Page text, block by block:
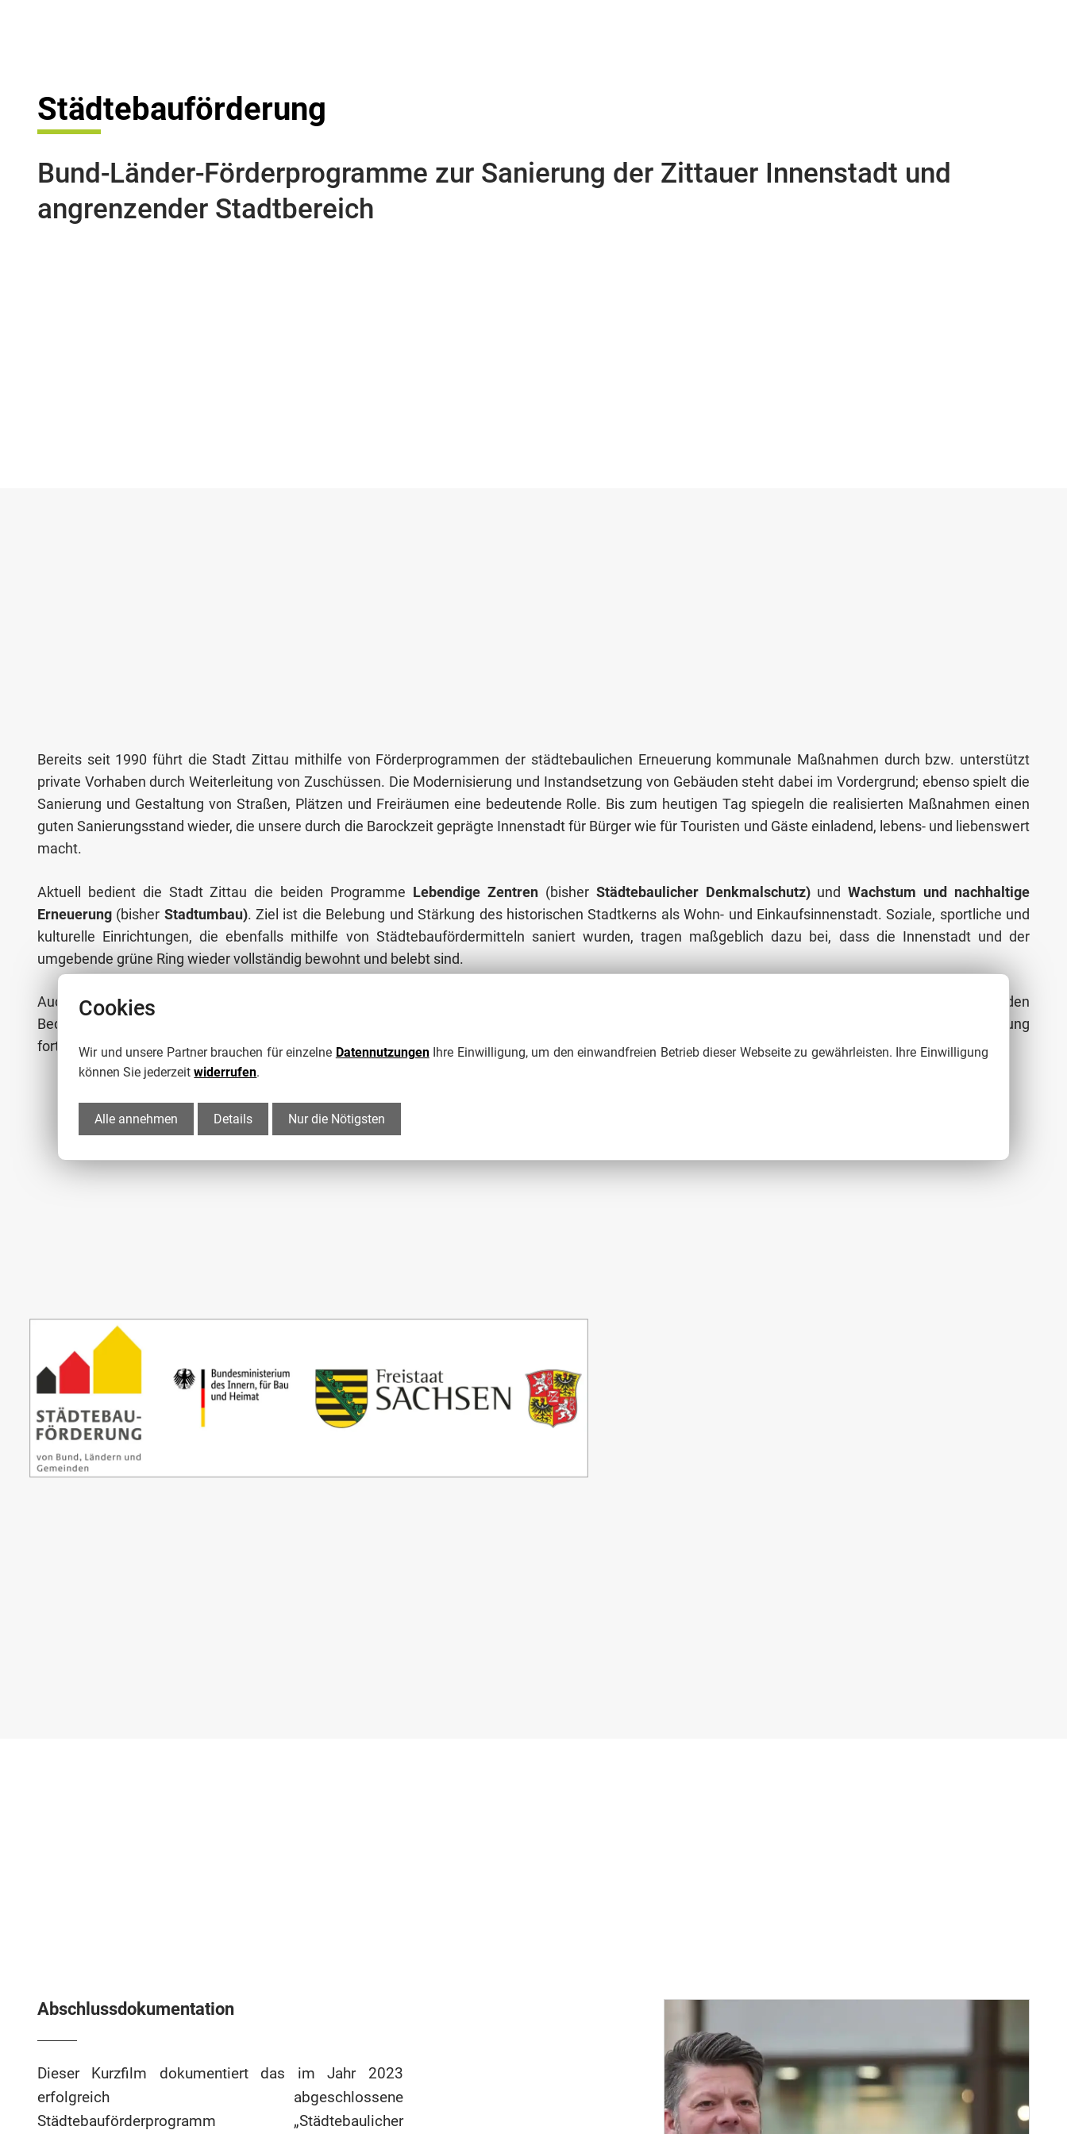
Städtebauförderung
Bund-Länder-Förderprogramme zur Sanierung der Zittauer Innenstadt und
angrenzender Stadtbereich
Bereits seit 1990 führt die Stadt Zittau mithilfe von Förderprogrammen der städtebaulichen Erneuerung kommunale Maßnahmen durch bzw. unterstützt
private Vorhaben durch Weiterleitung von Zuschüssen. Die Modernisierung und Instandsetzung von Gebäuden steht dabei im Vordergrund; ebenso spielt die
Sanierung und Gestaltung von Straßen, Plätzen und Freiräumen eine bedeutende Rolle. Bis zum heutigen Tag spiegeln die realisierten Maßnahmen einen
guten Sanierungsstand wieder, die unsere durch die Barockzeit geprägte Innenstadt für Bürger wie für Touristen und Gäste einladend, lebens- und liebenswert
macht.
Aktuell bedient die Stadt Zittau die beiden Programme Lebendige Zentren(bisher Städtebaulicher Denkmalschutz)undWachstum und nachhaltige
Erneuerung (bisher Stadtumbau). Ziel ist die Belebung und Stärkung des historischen Stadtkerns als Wohn- und Einkaufsinnenstadt. Soziale, sportliche und
kulturelle Einrichtungen, die ebenfalls mithilfe von Städtebaufördermitteln saniert wurden, tragen maßgeblich dazu bei, dass die Innenstadt und der
umgebende grüne Ring wieder vollständig bewohnt und belebt sind.
Auch in Zukunft wird die Stadt Zittau Zuschüsse von Bund und Land in Anspruch nehmen. Denn trotz des hohen Sanierungsstandes gibt es weiterhin den
Bedarf an Einzelmaßnahmen. Wie die Förderlandschaft sich entwickeln wird und in welcher Art und Weise die Programme der Städtebaulichen Erneuerung
fortgeführt werden, ist zurzeit ungewiss. Doch eines ist sicher: In Zittau wird gebaut, Sie brauchen sich nur aufmerksam umzuschauen!
Abschlussdokumentation
Dieser Kurzfilm dokumentiert das im Jahr 2023
erfolgreich abgeschlossene
Städtebauförderprogramm „Städtebaulicher
Cookies
Wir und unsere Partner brauchen für einzelne DatennutzungenIhre Einwilligung, um den einwandfreien Betrieb dieser Webseite zu gewährleisten. Ihre Einwilligung
können Sie jederzeitwiderrufen.
Alle annehmen Details Nur die Nötigsten